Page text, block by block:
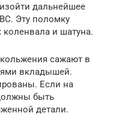
дальнейшее
Эту поломку
и шатуна.
сажают в
вкладышей.
Если на
быть
детали.